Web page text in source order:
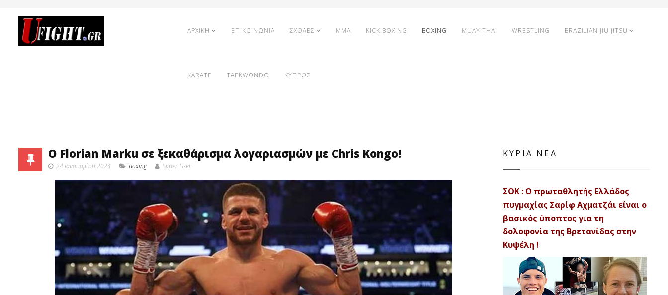
ΑΡΧΙΚΗ ΕΠΙΚΟΙΝΩΝΙΑ ΣΧΟΛΕΣ MMA KICK BOXING BOXING MUAY THAI WRESTLING BRAZILIAN JIU JITSU
KARATE TAEKWONDO ΚΥΠΡΟΣ
Ο Florian Marku σε ξεκαθάρισμα λογαριασμών με Chris Kongo!
24 Ιανουαρίου 2024 Boxing Super User
ΚΥΡΙΑ ΝΕΑ
ΣΟΚ : Ο πρωταθλητής Ελλάδος
πυγμαχίας Σαρίφ Αχματζάι είναι ο
βασικός ύποπτος για τη
δολοφονία της Βρετανίδας στην
Κυψέλη !